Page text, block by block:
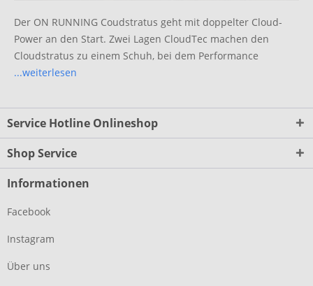
Der ON RUNNING Coudstratus geht mit doppelter Cloud-
Power an den Start. Zwei Lagen CloudTec machen den
Cloudstratus zu einem Schuh, bei dem Performance
...weiterlesen
Service Hotline Onlineshop
Shop Service
Informationen
Facebook
Instagram
Über uns